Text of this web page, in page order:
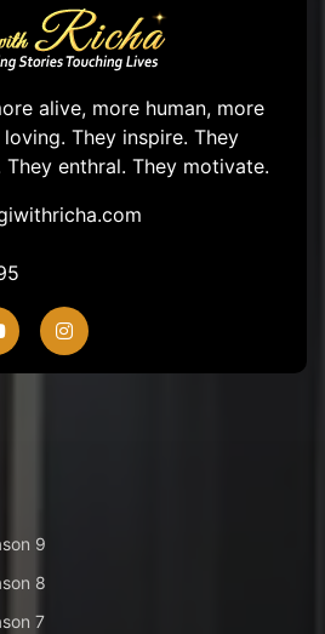
alive, more human, more
They inspire. They
enthral. They motivate.
9
8
7